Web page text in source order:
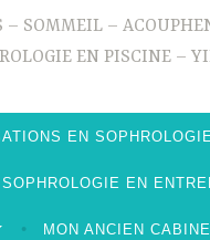
–
EN PISCINE –
EN SOPHROLOGIE
SOPHROLOGIE EN
MON ANCIEN